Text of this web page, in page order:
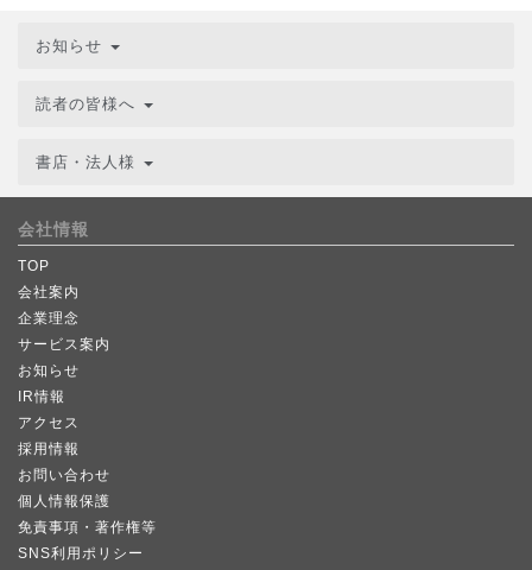
お知らせ
読者の皆様へ
書店・法人様
会社情報
TOP
会社案内
企業理念
サービス案内
お知らせ
IR情報
アクセス
採用情報
お問い合わせ
個人情報保護
免責事項・著作権等
SNS利用ポリシー